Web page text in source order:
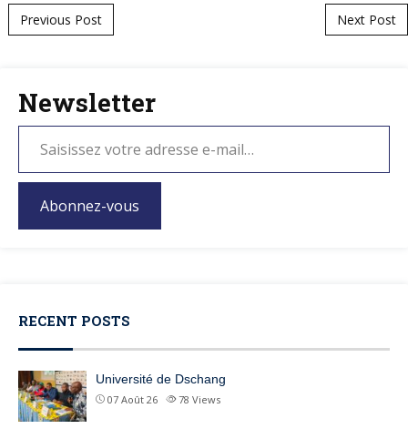
Post navigation
Previous Post Next Post
Newsletter
Abonnez-vous
RECENT POSTS
Université de Dschang
07 Août 26 78 Views